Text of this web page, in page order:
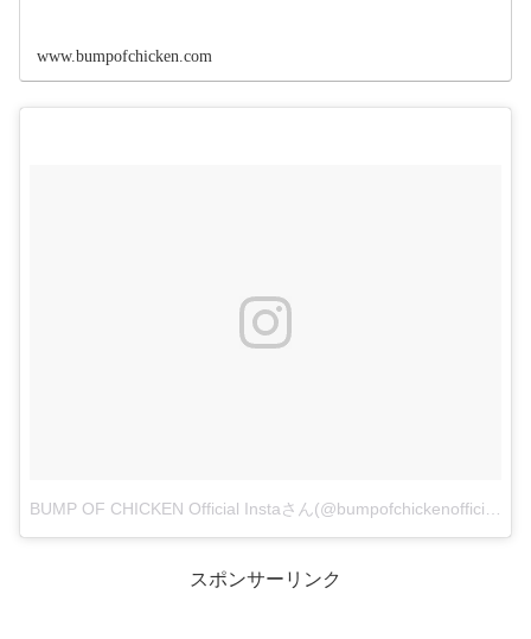
www.bumpofchicken.com
スポンサーリンク